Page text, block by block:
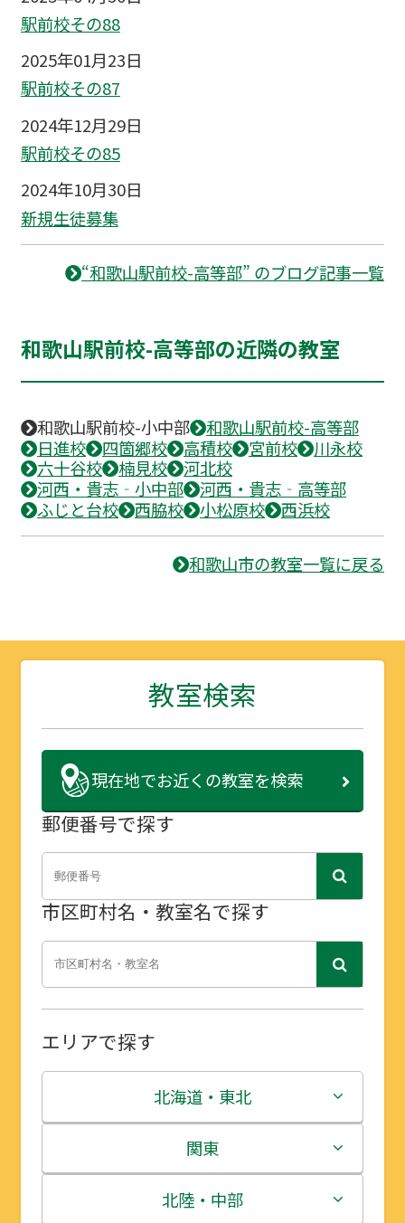
駅前校その88
2025年01月23日
駅前校その87
2024年12月29日
駅前校その85
2024年10月30日
新規生徒募集
“和歌山駅前校-高等部” のブログ記事一覧
和歌山駅前校-高等部の近隣の教室
和歌山駅前校-小中部
和歌山駅前校-高等部
日進校
四箇郷校 高積校 宮前校
川永校
六十谷校
楠見校
河北校
河西・貴志‐小中部
河西・貴志‐高等部
ふじと台校
西脇校 小松原校 西浜校
和歌山市の教室一覧に戻る
教室検索
現在地でお近くの教室を検索
郵便番号で探す
市区町村名・教室名で探す
エリアで探す
北海道・東北
北海道
青森県
関東
茨城県
北陸・中部